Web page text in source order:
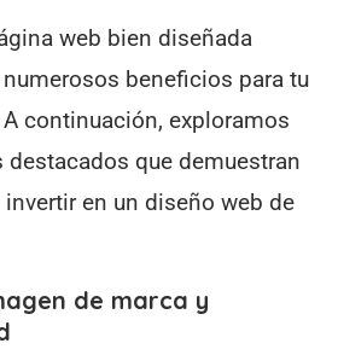
web bien diseñada
beneficios para tu
continuación, exploramos
que demuestran
en un diseño web de
de marca y